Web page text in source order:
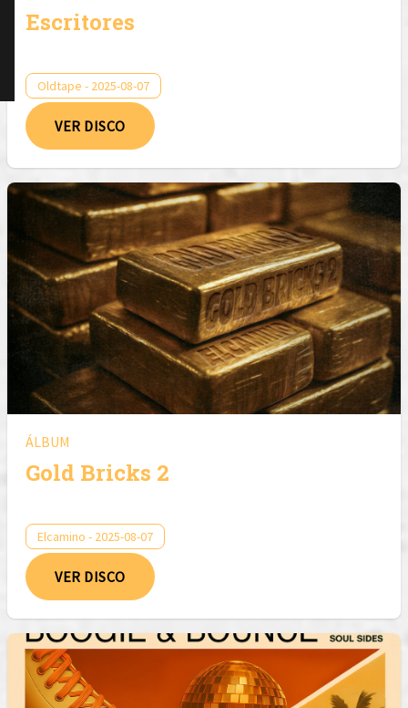
Escritores
Oldtape - 2025-08-07
VER DISCO
ÁLBUM
Gold Bricks 2
Elcamino - 2025-08-07
VER DISCO